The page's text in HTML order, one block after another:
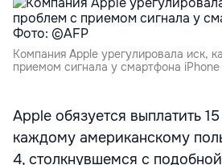
Компания Apple урегулировала иск,
приемом сигнала у смартфона
Apple обязуется выплатить
каждому американскому
4, столкнувшемся с